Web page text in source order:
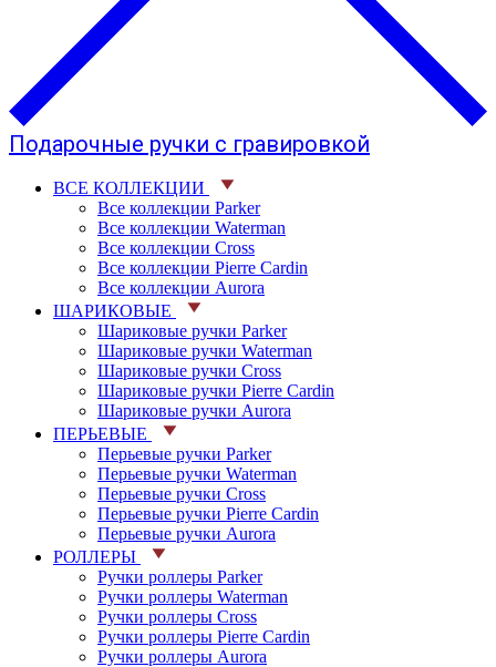
Подарочные ручки с гравировкой
ВСЕ КОЛЛЕКЦИИ
Все коллекции Parker
Все коллекции Waterman
Все коллекции Cross
Все коллекции Pierre Cardin
Все коллекции Aurora
ШАРИКОВЫЕ
Шариковые ручки Parker
Шариковые ручки Waterman
Шариковые ручки Cross
Шариковые ручки Pierre Cardin
Шариковые ручки Aurora
ПЕРЬЕВЫЕ
Перьевые ручки Parker
Перьевые ручки Waterman
Перьевые ручки Cross
Перьевые ручки Pierre Cardin
Перьевые ручки Aurora
РОЛЛЕРЫ
Ручки роллеры Parker
Ручки роллеры Waterman
Ручки роллеры Cross
Ручки роллеры Pierre Cardin
Ручки роллеры Aurora